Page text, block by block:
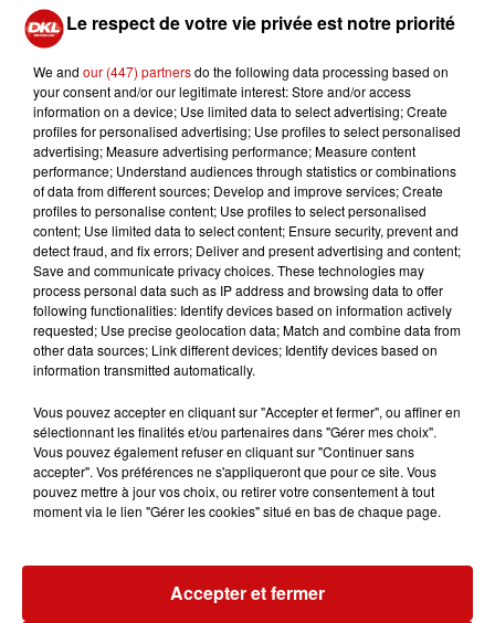
Le respect de votre vie privée est notre priorité
We and our (447) partnersdo the following data processing based on
your consent and/or our legitimate interest: Store and/or access
information on a device; Use limited data to select advertising; Create
profiles for personalised advertising; Use profiles to select personalised
advertising; Measure advertising performance; Measure content
performance; Understand audiences through statistics or combinations
of data from different sources; Develop and improve services; Create
profiles to personalise content; Use profiles to select personalised
content; Use limited data to select content; Ensure security, prevent and
detect fraud, and fix errors; Deliver and present advertising and content;
Save and communicate privacy choices. These technologies may
process personal data such as IP address and browsing data to offer
following functionalities: Identify devices based on information actively
requested; Use precise geolocation data; Match and combine data from
other data sources; Link different devices; Identify devices based on
information transmitted automatically.
Vous pouvez accepter en cliquant sur "Accepter et fermer", ou affiner en
sélectionnant les finalités et/ou partenaires dans "Gérer mes choix".
Vous pouvez également refuser en cliquant sur "Continuer sans
accepter". Vos préférences ne s'appliqueront que pour ce site. Vous
pouvez mettre à jour vos choix, ou retirer votre consentement à tout
moment via le lien "Gérer les cookies" situé en bas de chaque page.
Accepter et fermer